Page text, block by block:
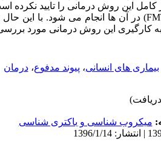
کامل این روش درمانی را تایید نکرده
) در آن ها انجام می شود. با این
کارگیری این روش درمانی مورد
بیماری های انسانی، پیوند مدفوع،درمان
میکروب شناسی و باکتری شناسی